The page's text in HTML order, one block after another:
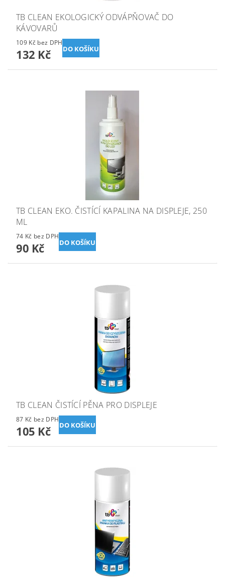
TB CLEAN EKOLOGICKÝ ODVÁPŇOVAČ DO
KÁVOVARŮ
109 Kč bez DPH
132 Kč
TB CLEAN EKO. ČISTÍCÍ KAPALINA NA DISPLEJE, 250
ML
74 Kč bez DPH
90 Kč
TB CLEAN ČISTÍCÍ PĚNA PRO DISPLEJE
87 Kč bez DPH
105 Kč